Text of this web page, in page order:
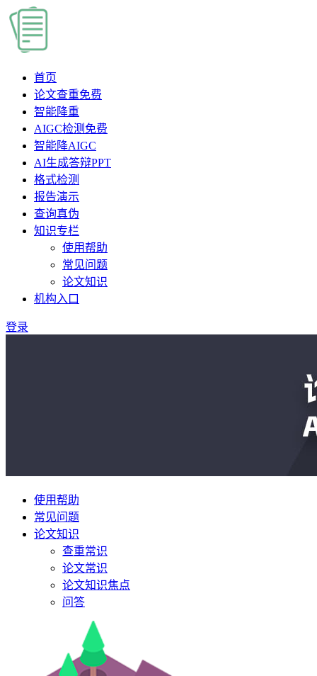
首页
论文查重免费
智能降重
AIGC检测 免费
智能降AIGC
AI生成答辩PPT
格式检测
报告演示
查询真伪
知识专栏
使用帮助
常见问题
论文知识
机构入口
登录
使用帮助
常见问题
论文知识
查重常识
论文常识
论文知识焦点
问答